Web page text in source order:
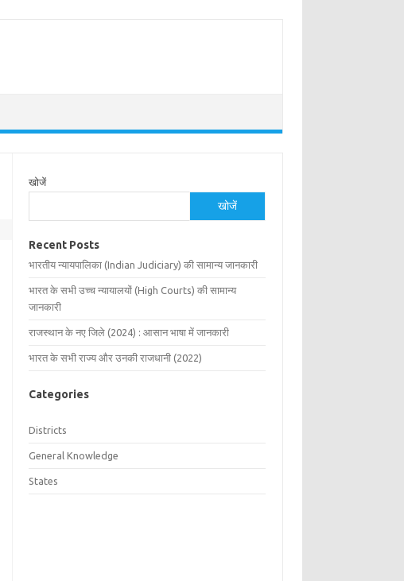
खोजें
खोजें
Recent Posts
भारतीय न्यायपालिका (Indian Judiciary) की सामान्य जानकारी
भारत के सभी उच्च न्यायालयों (High Courts) की सामान्य
जानकारी
राजस्थान के नए जिले (2024) : आसान भाषा में जानकारी
भारत के सभी राज्य और उनकी राजधानी (2022)
Categories
Districts
General Knowledge
States